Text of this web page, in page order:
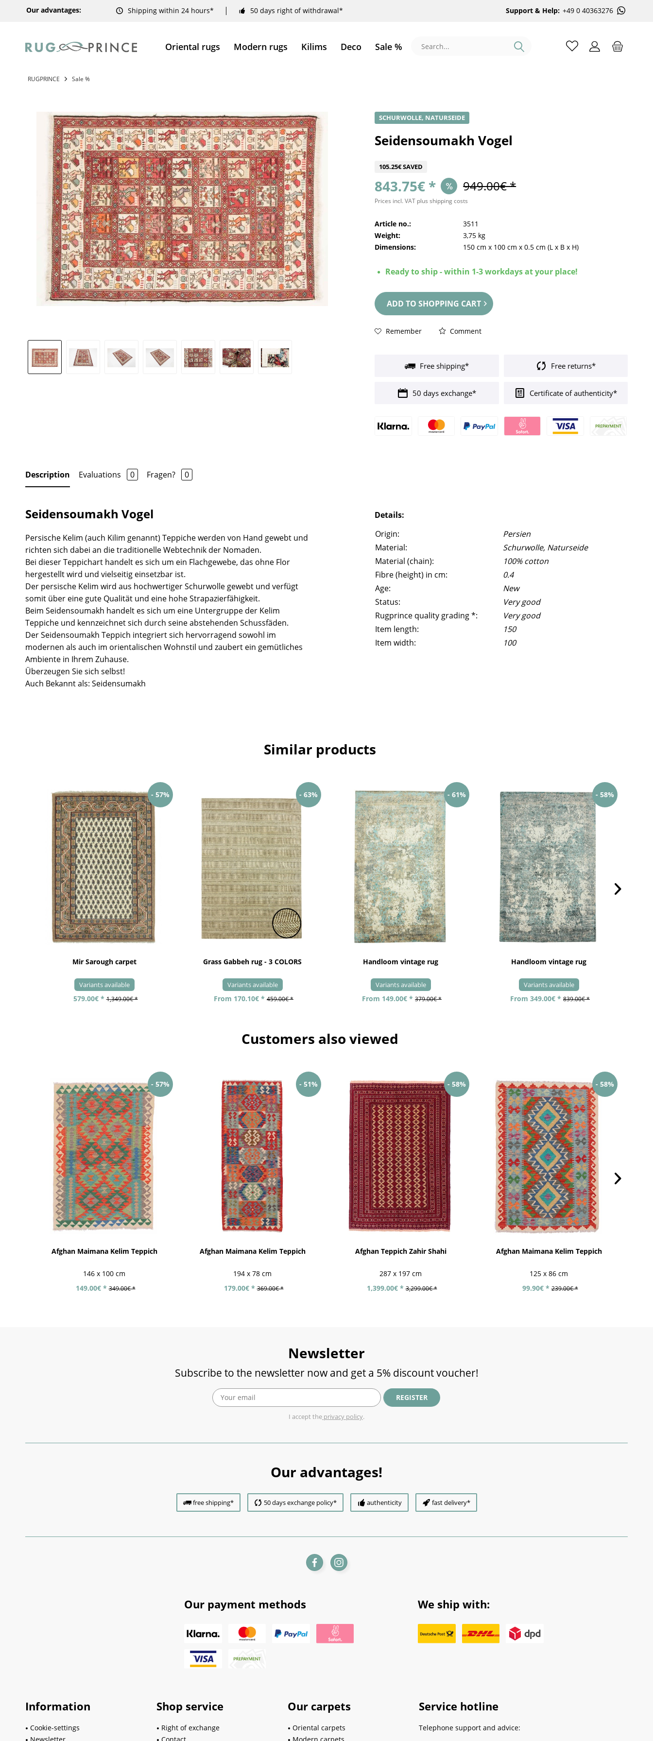
Our advantages: Shipping within 24 hours* 50 days right of withdrawal* Support & Help: +49 0 40363276
Oriental rugs Modern rugs Kilims Deco Sale %
RUGPRINCE Sale %
SCHURWOLLE, NATURSEIDE
Seidensoumakh Vogel
105.25€ SAVED
843.75€ * 949.00€ *
Prices incl. VAT plus shipping costs
Article no.:
3511
Weight:
3,75 kg
Dimensions:
150 cm x 100 cm x0.5 cm (L x B x H)
Ready to ship - within 1-3 workdays at your place!
ADD TO SHOPPING CART
Remember Comment
Free shipping* Free returns*
50 days exchange* Certificate of authenticity*
Description Evaluations 0 Fragen? 0
Seidensoumakh Vogel
Persische Kelim (auch Kilim genannt) Teppiche werden von Hand gewebt und
richten sich dabei an die traditionelle Webtechnik der Nomaden.
Bei dieser Teppichart handelt es sich um ein Flachgewebe, das ohne Flor
hergestellt wird und vielseitig einsetzbar ist.
Der persische Kelim wird aus hochwertiger Schurwolle gewebt und verfügt
somit über eine gute Qualität und eine hohe Strapazierfähigkeit.
Beim Seidensoumakh handelt es sich um eine Untergruppe der Kelim
Teppiche und kennzeichnet sich durch seine abstehenden Schussfäden.
Der Seidensoumakh Teppich integriert sich hervorragend sowohl im
modernen als auch im orientalischen Wohnstil und zaubert ein gemütliches
Ambiente in Ihrem Zuhause.
Überzeugen Sie sich selbst!
Auch Bekannt als: Seidensumakh
Details:
Origin:
Persien
Material:
Schurwolle, Naturseide
Material (chain):
100% cotton
Fibre (height) in cm:
0.4
Age:
New
Status:
Very good
Rugprince quality grading *:
Very good
Item length:
150
Item width:
100
Similar products
- 57%
Mir Sarough carpet
Variants available
579.00€ * 1,349.00€ *
- 63%
Grass Gabbeh rug - 3 COLORS
Variants available
From 170.10€ * 459.00€ *
- 61%
Handloom vintage rug
Variants available
From 149.00€ * 379.00€ *
- 58%
Handloom vintage rug
Variants available
From 349.00€ * 839.00€ *
Customers also viewed
- 57%
Afghan Maimana Kelim Teppich
146 x 100 cm
149.00€ * 349.00€ *
- 51%
Afghan Maimana Kelim Teppich
194 x 78 cm
179.00€ * 369.00€ *
- 58%
Afghan Teppich Zahir Shahi
287 x 197 cm
1,399.00€ * 3,299.00€ *
- 58%
Afghan Maimana Kelim Teppich
125 x 86 cm
99.90€ * 239.00€ *
Newsletter
Subscribe to the newsletter now and get a 5% discount voucher!
REGISTER
I accept the privacy policy.
Our advantages!
free shipping* 50 days exchange policy* authenticity fast delivery*
Our payment methods We ship with:
Information
Cookie-settings
Shop service
Right of exchange
Our carpets
Oriental carpets
Service hotline
Telephone support and advice: